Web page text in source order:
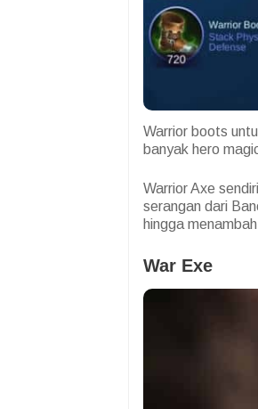
Warrior boots
banyak hero
Warrior Axe
serangan dari
hingga
War Exe